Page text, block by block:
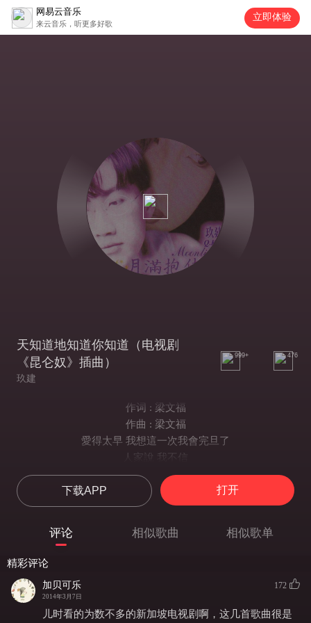
网易云音乐
来云音乐，听更多好歌
立即体验
天知道地知道你知道（电视剧
《昆仑奴》插曲）
玖建
999+ 476
作词 : 梁文福
作曲 : 梁文福
愛得太早 我想這一次我會完旦了
人家說 我不信
好像是放一把火將自己燃燒
情多愛少 妳容顏擺明要人神魂顛倒
如今是 摔不掉
紅塵易老 可是相思永遠青春年少
情多自擾 我不信妳就可以將我忘掉
如今是 摔不掉
下载APP 打开
评论 相似歌曲 相似歌单
精彩评论
加贝可乐
2014年3月7日
172
儿时看的为数不多的新加坡电视剧啊，这几首歌曲很是